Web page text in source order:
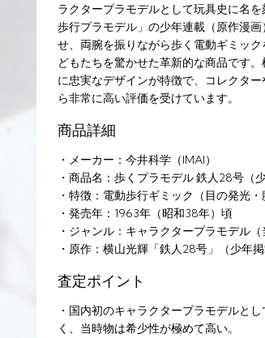
ラクタープラモデルとして玩具史に名
歩行プラモデル」の少年連載（原作漫
せ、両腕を振りながら歩く電動ギミッ
どもたちを驚かせた革新的な商品です
に忠実なデザインが特徴で、コレクタ
ら非常に高い評価を受けています。
商品詳細
・メーカー：今井科学（IMAI）
・商品名：歩くプラモデル 鉄人28号（
・特徴：電動歩行ギミック（目の発光・
・発売年：1963年（昭和38年）頃
・ジャンル：キャラクタープラモデル（
・原作：横山光輝「鉄人28号」（少年
査定ポイント
・国内初のキャラクタープラモデルと
く、当時物は希少性が極めて高い。